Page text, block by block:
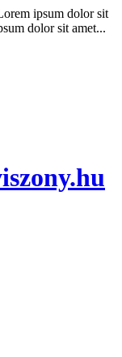
ipsum dolor sit
dolor sit amet...